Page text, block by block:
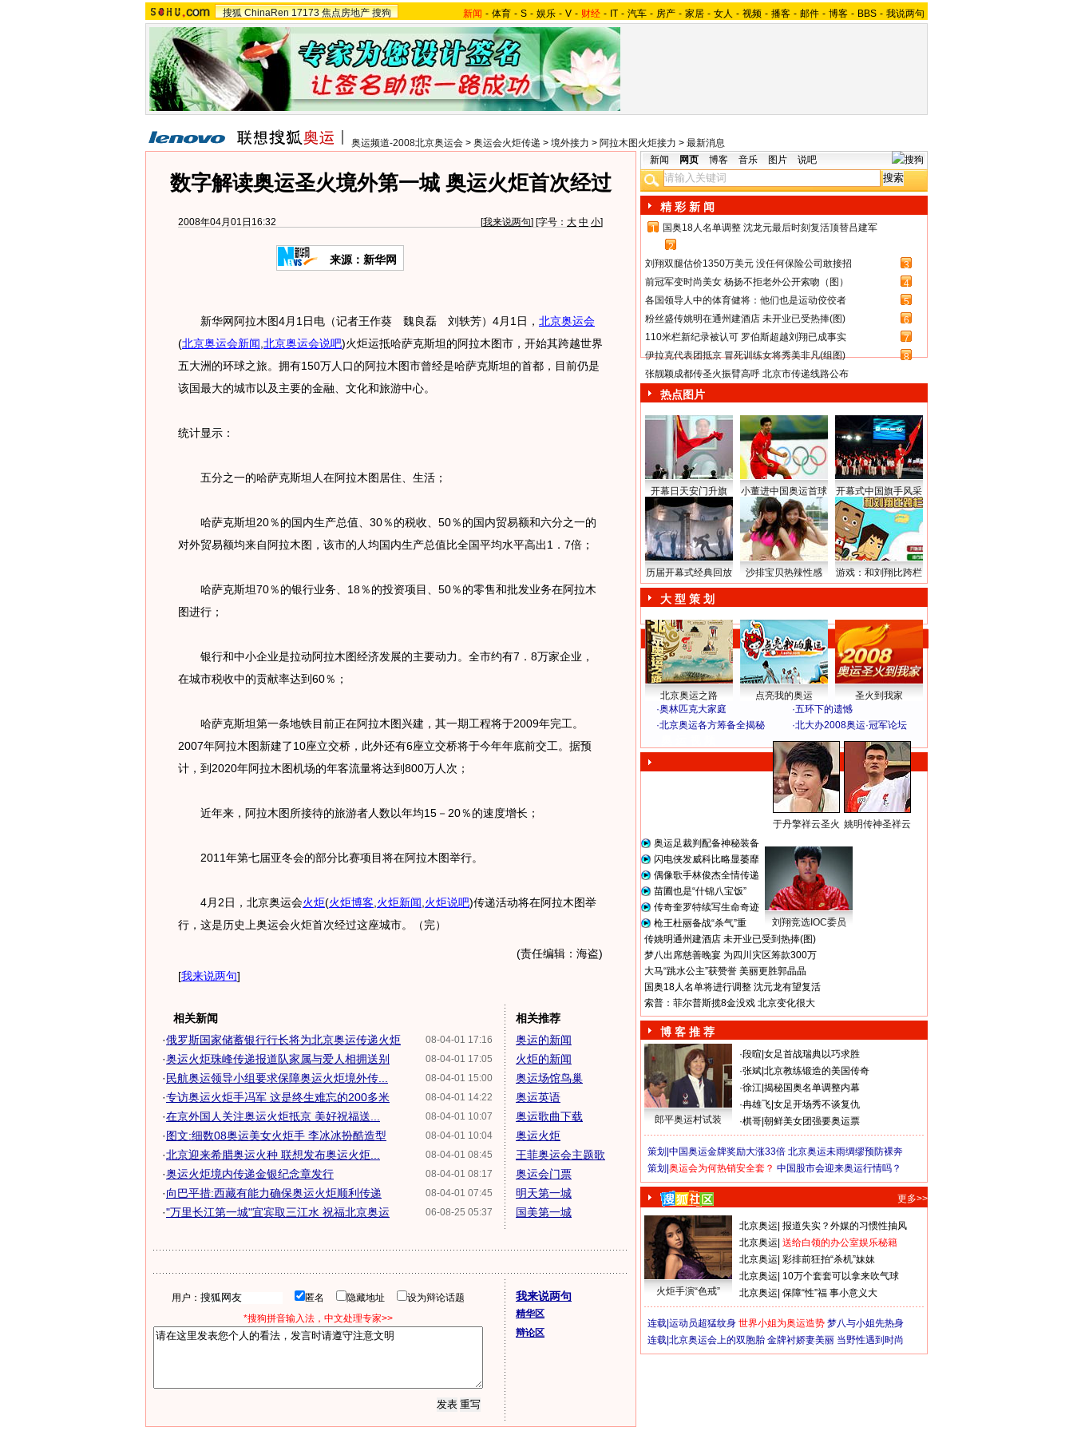
搜狐 ChinaRen 17173 焦点房地产 搜狗 新闻 - 体育 - S - 娱乐 - V - 财经 - IT - 汽车 - 房产 - 家居 - 女人 - 视频 - 播客 - 邮件 - 博客 - BBS - 我说两句
奥运频道-2008北京奥运会 > 奥运会火炬传递 > 境外接力 > 阿拉木图火炬接力 > 最新消息
数字解读奥运圣火境外第一城 奥运火炬首次经过
2008年04月01日16:32 [我来说两句] [字号： 大 中 小]
来源：新华网
新华网阿拉木图4月1日电（记者王作葵 魏良磊 刘轶芳）4月1日， 北京奥运会
(北京奥运会新闻 北京奥运会说吧)火炬运抵哈萨克斯坦的阿拉木图市，开始其跨越世界
五大洲的环球之旅。拥有150万人口的阿拉木图市曾经是哈萨克斯坦的首都，目前仍是
该国最大的城市以及主要的金融、文化和旅游中心。
统计显示：
五分之一的哈萨克斯坦人在阿拉木图居住、生活；
哈萨克斯坦20％的国内生产总值、30％的税收、50％的国内贸易额和六分之一的
对外贸易额均来自阿拉木图，该市的人均国内生产总值比全国平均水平高出1．7倍；
哈萨克斯坦70％的银行业务、18％的投资项目、50％的零售和批发业务在阿拉木
图进行；
银行和中小企业是拉动阿拉木图经济发展的主要动力。全市约有7．8万家企业，
在城市税收中的贡献率达到60％；
哈萨克斯坦第一条地铁目前正在阿拉木图兴建，其一期工程将于2009年完工。
2007年阿拉木图新建了10座立交桥，此外还有6座立交桥将于今年年底前交工。据预
计，到2020年阿拉木图机场的年客流量将达到800万人次；
近年来，阿拉木图所接待的旅游者人数以年均15－20％的速度增长；
2011年第七届亚冬会的部分比赛项目将在阿拉木图举行。
4月2日，北京奥运会火炬(火炬博客 火炬新闻 火炬说吧)传递活动将在阿拉木图举
行，这是历史上奥运会火炬首次经过这座城市。（完）
(责任编辑：海盗)
[我来说两句]
相关新闻
08-04-01 17:16
·俄罗斯国家储蓄银行行长将为北京奥运传递火炬
08-04-01 17:05
·奥运火炬珠峰传递报道队家属与爱人相拥送别
08-04-01 15:00
· 民航奥运领导小组要求保障奥运火炬境外传...
08-04-01 14:22
·专访奥运火炬手冯军 这是终生难忘的200多米
08-04-01 10:07
·在京外国人关注奥运火炬抵京 美好祝福送...
08-04-01 10:04
·图文:细数08奥运美女火炬手 李冰冰扮酷造型
08-04-01 08:45
·北京迎来希腊奥运火种 联想发布奥运火炬...
08-04-01 08:17
·奥运火炬境内传递金银纪念章发行
08-04-01 07:45
·向巴平措:西藏有能力确保奥运火炬顺利传递
06-08-25 05:37
·"万里长江第一城"宜宾取三江水 祝福北京奥运
相关推荐
奥运的新闻
火炬的新闻
奥运场馆鸟巢
奥运英语
奥运歌曲下载
奥运火炬
王菲奥运会主题歌
奥运会门票
明天第一城
国美第一城
用户： 匿名 隐藏地址
设为辩论话题
*搜狗拼音输入法，中文处理专家>>
我来说两句
精华区
辩论区
新闻 网页 博客 音乐 图片 说吧
精 彩 新 闻
1
国奥18人名单调整 沈龙元最后时刻复活顶替吕建军
2
刘翔双腿估价1350万美元 没任何保险公司敢接招
3
前冠军变时尚美女 杨扬不拒老外公开索吻（图）
4
各国领导人中的体育健将：他们也是运动佼佼者
5
粉丝盛传姚明在通州建酒店 未开业已受热捧(图)
6
110米栏新纪录被认可 罗伯斯超越刘翔已成事实
7
伊拉克代表团抵京 冒死训练女将秀美非凡(组图)
8
张靓颖成都传圣火振臂高呼 北京市传递线路公布
热点图片
开幕日天安门升旗 小董进中国奥运首球 开幕式中国旗手风采
历届开幕式经典回放 沙排宝贝热辣性感 游戏：和刘翔比跨栏
大 型 策 划
北京奥运之路 点亮我的奥运
圣火到我家
·奥林匹克大家庭 ·五环下的遗憾
·北京奥运各方筹备全揭秘 ·北大办2008奥运·冠军论坛
于丹擎祥云圣火 姚明传神圣祥云
奥运足裁判配备神秘装备
闪电侠发威科比略显萎靡
偶像歌手林俊杰全情传递
苗圃也是“什锦八宝饭”
传奇奎罗特续写生命奇迹
枪王杜丽备战“杀气”重
刘翔竞选IOC委员
传姚明通州建酒店 未开业已受到热捧(图)
梦八出席慈善晚宴 为四川灾区筹款300万
大马“跳水公主”获赞誉 美丽更胜郭晶晶
国奥18人名单将进行调整 沈元龙有望复活
索普：菲尔普斯揽8金没戏 北京变化很大
博 客 推 荐
郎平奥运村试装
·段暄 女足首战瑞典以巧求胜
·张斌 北京教练锻造的美国传奇
·徐江 揭秘国奥名单调整内幕
·冉雄飞 女足开场秀不谈复仇
·棋哥 朝鲜美女团强要奥运票
策划| 中国奥运金牌奖励大涨33倍 北京奥运未雨绸缪预防裸奔
策划| 奥运会为何热销安全套？ 中国股市会迎来奥运行情吗？
更多>>
火炬手演“色戒”
北京奥运 报道失实？外媒的习惯性抽风
北京奥运 送给白领的办公室娱乐秘籍
北京奥运 彩排前狂拍“杀机”妹妹
北京奥运 10万个套套可以拿来吹气球
北京奥运 保障“性”福 事小意义大
连载| 运动员超猛纹身 世界小姐为奥运造势 梦八与小姐先热身
连载| 北京奥运会上的双胞胎 金牌衬娇妻美丽 当野性遇到时尚